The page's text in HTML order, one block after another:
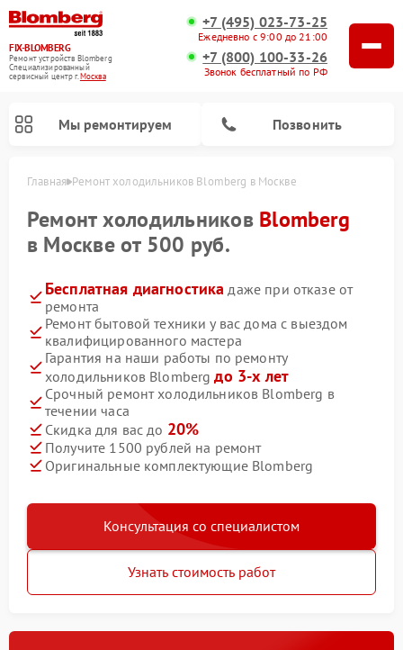
FIX-BLOMBERG
Ремонт устройств Blomberg
Специализированный
cервисный центр г.Москва
+7 (495) 023-73-25
Ежедневно с 9:00 до 21:00
+7 (800) 100-33-26
Звонок бесплатный по РФ
Мы ремонтируем Позвонить
Главная Ремонт холодильников Blomberg в Москве
Ремонт холодильников Blomberg
в Москве от 500 руб.
Бесплатная диагностика даже при отказе от
ремонта
Ремонт бытовой техники у вас дома с выездом
квалифицированного мастера
Гарантия на наши работы по ремонту
холодильников Blombergдо 3-х лет
Срочный ремонт холодильников Blomberg в
течении часа
Скидка для вас до 20%
Получите 1500 рублей на ремонт
Оригинальные комплектующие Blomberg
Консультация со специалистом
Узнать стоимость работ